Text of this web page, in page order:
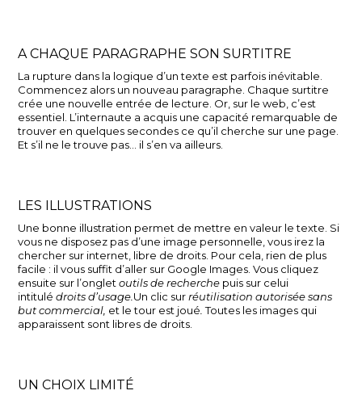
A CHAQUE PARAGRAPHE SON SURTITRE
La rupture dans la logique d’un texte est parfois inévitable.
Commencez alors un nouveau paragraphe. Chaque surtitre
crée une nouvelle entrée de lecture. Or, sur le web, c’est
essentiel. L’internaute a acquis une capacité remarquable de
trouver en quelques secondes ce qu’il cherche sur une page.
Et s’il ne le trouve pas… il s’en va ailleurs.
LES ILLUSTRATIONS
Une bonne illustration permet de mettre en valeur le texte. Si
vous ne disposez pas d’une image personnelle, vous irez la
chercher sur internet, libre de droits. Pour cela, rien de plus
facile : il vous suffit d’aller sur Google Images. Vous cliquez
ensuite sur l’ongletoutils de recherche puis sur celui
intitulédroits d’usage. Un clic surréutilisation autorisée sans
but commercial, et le tour est joué .Toutes les images qui
apparaissent sont libres de droits.
UN CHOIX LIMITÉ